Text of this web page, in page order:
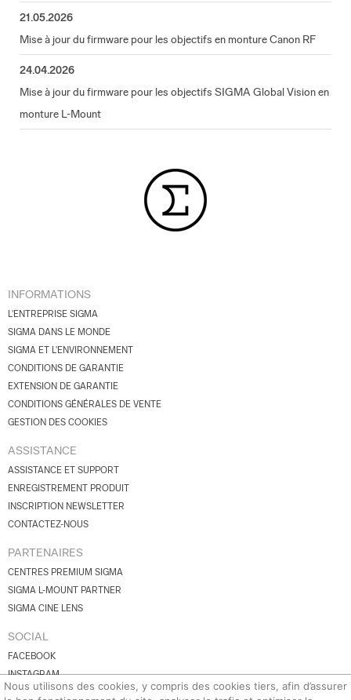
Nous utilisons des cookies, y compris des cookies tiers, afin d’assurer
21.05.2026
Mise à jour du firmware pour les objectifs en monture Canon RF
24.04.2026
Mise à jour du firmware pour les objectifs SIGMA Global Vision en
monture L-Mount
INFORMATIONS
L'ENTREPRISE SIGMA
SIGMA DANS LE MONDE
SIGMA ET L'ENVIRONNEMENT
CONDITIONS DE GARANTIE
EXTENSION DE GARANTIE
CONDITIONS GÉNÉRALES DE VENTE
GESTION DES COOKIES
ASSISTANCE
ASSISTANCE ET SUPPORT
ENREGISTREMENT PRODUIT
INSCRIPTION NEWSLETTER
CONTACTEZ-NOUS
PARTENAIRES
CENTRES PREMIUM SIGMA
SIGMA L-MOUNT PARTNER
SIGMA CINE LENS
SOCIAL
FACEBOOK
INSTAGRAM
YOUTUBE